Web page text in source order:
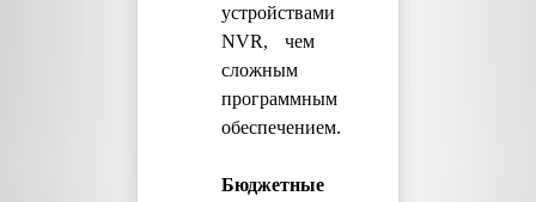
устройствами
NVR, чем
сложным
программным
обеспечением.
Бюджетные